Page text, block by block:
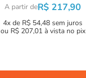
A partir deR$ 217,90
4x de R$ 54,48 sem juros
ou R$ 207,01à vista no pix